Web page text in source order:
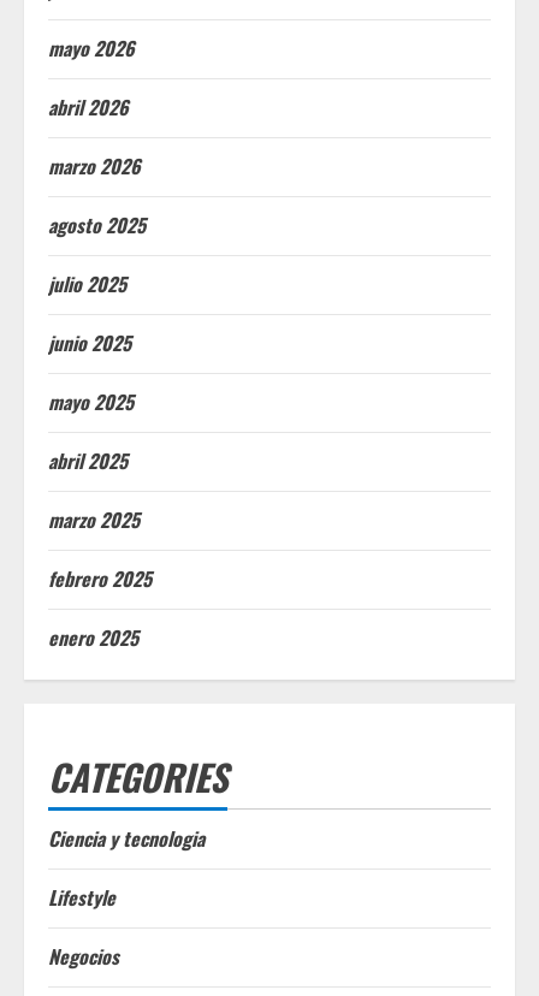
mayo 2026
abril 2026
marzo 2026
agosto 2025
julio 2025
junio 2025
mayo 2025
abril 2025
marzo 2025
febrero 2025
enero 2025
CATEGORIES
Ciencia y tecnologia
Lifestyle
Negocios